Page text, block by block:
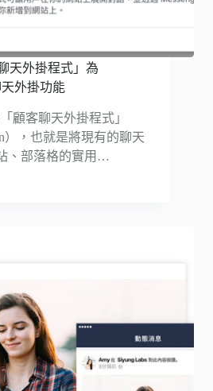
天外掛程式」為
天外掛功能
顧客聊天外掛程式」
），也就是將現有的聊天
、部落格的實用…